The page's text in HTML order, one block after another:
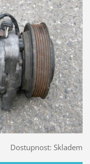
Dostupnost: Skladem